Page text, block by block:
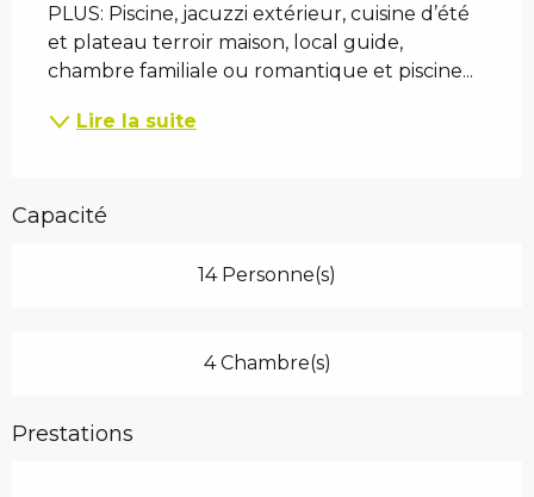
PLUS: Piscine, jacuzzi extérieur, cuisine d’été
et plateau terroir maison, local guide,
chambre familiale ou romantique et piscine...
Lire la suite
Capacité
14 Personne(s)
4 Chambre(s)
Prestations